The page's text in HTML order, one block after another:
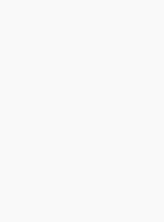
您的抹茶體驗無論在家、在外都能輕鬆自如。